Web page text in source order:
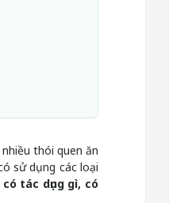
thói quen ăn
sử dụng các loại
tác dụng gì, có